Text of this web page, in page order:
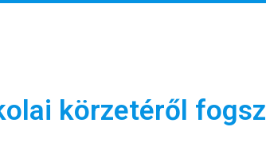
körzetéről fogsz